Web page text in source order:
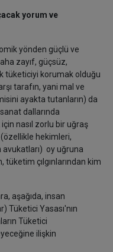
yorum ve
yönden güçlü ve
zayıf, güçsüz,
tüketiciyi korumak olduğu
tarafın, yani mal ve
ayakta tutanların) da
dallarında
nasıl zorlu bir uğraş
hekimleri,
oy uğruna
tüketim çılgınlarından kim
aşağıda, insan
Tüketici Yasası'nın
Tüketici
ilişkin